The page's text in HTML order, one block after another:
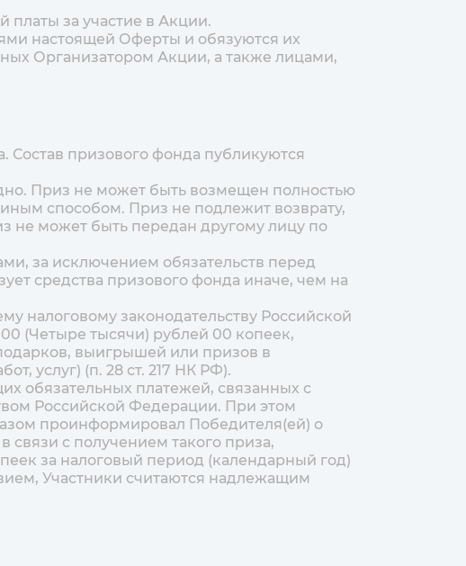
платы за участие в Акции.
настоящей Оферты и обязуются их
Организатором Акции, а также лицами,
Состав призового фонда публикуются
Приз не может быть возмещен полностью
способом. Приз не подлежит возврату,
не может быть передан другому лицу по
за исключением обязательств перед
средства призового фонда иначе, чем на
налоговому законодательству Российской
(Четыре тысячи) рублей 00 копеек,
выигрышей или призов в
услуг) (п. 28 ст. 217 НК РФ).
обязательных платежей, связанных с
Российской Федерации. При этом
проинформировал Победителя(ей) о
связи с получением такого приза,
за налоговый период (календарный год)
Участники считаются надлежащим